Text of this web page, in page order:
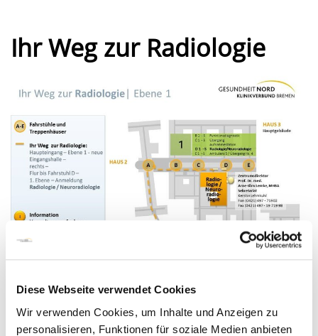
Diese Webseite verwendet Cookies
Wir verwenden Cookies, um Inhalte und Anzeigen zu
personalisieren, Funktionen für soziale Medien anbieten
Ihr Weg zur Radiologie
Radiologie